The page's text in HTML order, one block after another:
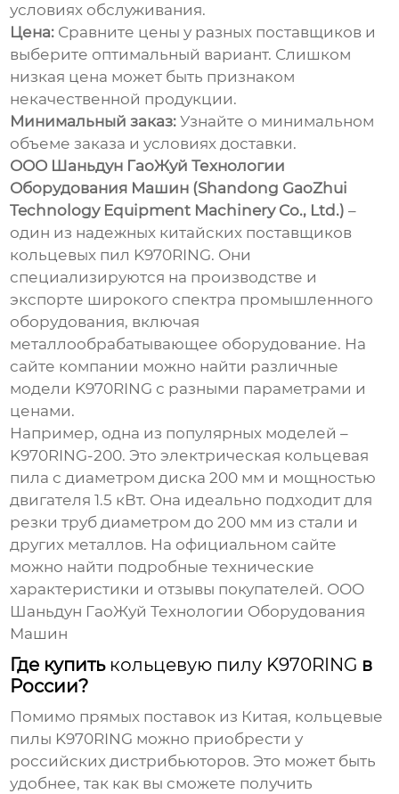
условиях обслуживания.
Цена: Сравните цены у разных поставщиков и
выберите оптимальный вариант. Слишком
низкая цена может быть признаком
некачественной продукции.
Минимальный заказ: Узнайте о минимальном
объеме заказа и условиях доставки.
ООО Шаньдун ГаоЖуй Технологии
Оборудования Машин (Shandong GaoZhui
Technology Equipment Machinery Co., Ltd.) –
один из надежных китайских поставщиков
кольцевых пил K970RING. Они
специализируются на производстве и
экспорте широкого спектра промышленного
оборудования, включая
металлообрабатывающее оборудование. На
сайте компании можно найти различные
модели K970RING с разными параметрами и
ценами.
Например, одна из популярных моделей –
K970RING-200. Это электрическая кольцевая
пила с диаметром диска 200 мм и мощностью
двигателя 1.5 кВт. Она идеально подходит для
резки труб диаметром до 200 мм из стали и
других металлов. На официальном сайте
можно найти подробные технические
характеристики и отзывы покупателей. ООО
Шаньдун ГаоЖуй Технологии Оборудования
Машин
Где купить кольцевую пилу K970RING в
России?
Помимо прямых поставок из Китая, кольцевые
пилы K970RING можно приобрести у
российских дистрибьюторов. Это может быть
удобнее, так как вы сможете получить